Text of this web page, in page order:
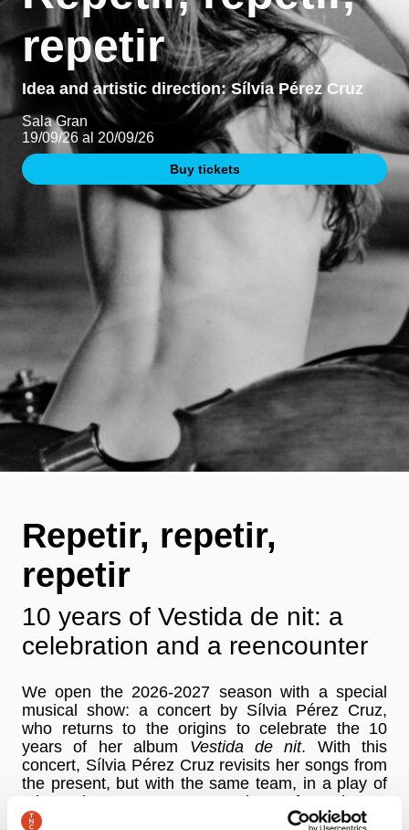
repetir
Idea and artistic direction: Sílvia Pérez Cruz
Sala Gran
19/09/26 al 20/09/26
Buy tickets
Repetir, repetir,
repetir
10 years of Vestida de nit: a
celebration and a reencounter
We open the 2026-2027 season with a special
musical show: a concert by Sílvia Pérez Cruz,
who returns to the origins to celebrate the 10
years of her album Vestida de nit. With this
concert, Sílvia Pérez Cruz revisits her songs from
the present, but with the same team, in a play of
mirrors between memory and transformation. A
living celebration, in which repeating revives what